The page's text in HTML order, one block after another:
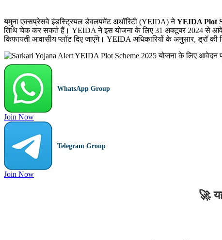
यमुना एक्सप्रेसवे इंडस्ट्रियल डेवलपमेंट अथॉरिटी (YEIDA) नेYEIDA Plot
तिथि चेक कर सकते हैं। YEIDA ने इस योजना के लिए 31 अक्टूबर 2024 से
किफायती आवासीय प्लॉट दिए जाएंगे। YEIDA अधिकारियों के अनुसार, ड्रॉ की
WhatsApp Group
Join Now
Telegram Group
Join Now
🚀